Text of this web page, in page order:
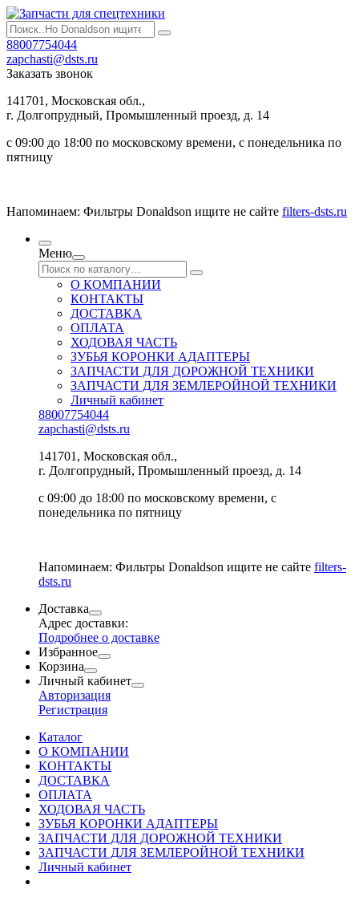
88007754044
zapchasti@dsts.ru
Заказать звонок
141701, Московская обл.,
г. Долгопрудный, Промышленный проезд, д. 14
с 09:00 до 18:00 по московскому времени, с понедельника по
пятницу
Напоминаем: Фильтры Donaldson ищите не сайте filters-dsts.ru
Меню
О КОМПАНИИ
КОНТАКТЫ
ДОСТАВКА
ОПЛАТА
ХОДОВАЯ ЧАСТЬ
ЗУБЬЯ КОРОНКИ АДАПТЕРЫ
ЗАПЧАСТИ ДЛЯ ДОРОЖНОЙ ТЕХНИКИ
ЗАПЧАСТИ ДЛЯ ЗЕМЛЕРОЙНОЙ ТЕХНИКИ
Личный кабинет
88007754044
zapchasti@dsts.ru
141701, Московская обл.,
г. Долгопрудный, Промышленный проезд, д. 14
с 09:00 до 18:00 по московскому времени, с
понедельника по пятницу
Напоминаем: Фильтры Donaldson ищите не сайте filters-
dsts.ru
Доставка
Адрес доставки:
Подробнее о доставке
Избранное
Корзина
Личный кабинет
Авторизация
Регистрация
Каталог
О КОМПАНИИ
КОНТАКТЫ
ДОСТАВКА
ОПЛАТА
ХОДОВАЯ ЧАСТЬ
ЗУБЬЯ КОРОНКИ АДАПТЕРЫ
ЗАПЧАСТИ ДЛЯ ДОРОЖНОЙ ТЕХНИКИ
ЗАПЧАСТИ ДЛЯ ЗЕМЛЕРОЙНОЙ ТЕХНИКИ
Личный кабинет